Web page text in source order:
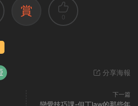
賞 0
分享海報
下一篇